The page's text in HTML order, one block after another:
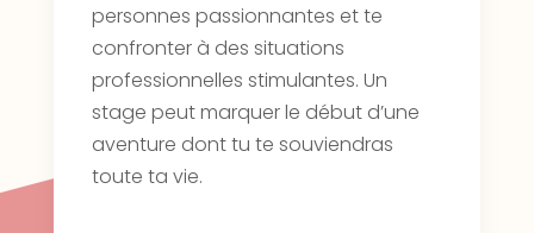
personnes passionnantes et te
confronter à des situations
professionnelles stimulantes. Un
stage peut marquer le début d’une
aventure dont tu te souviendras
toute ta vie.